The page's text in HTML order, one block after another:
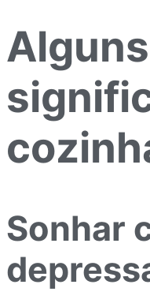
Alguns
Sonhar